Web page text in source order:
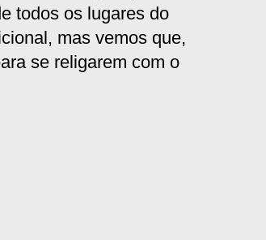
todos os lugares do
mas vemos que,
se religarem com o